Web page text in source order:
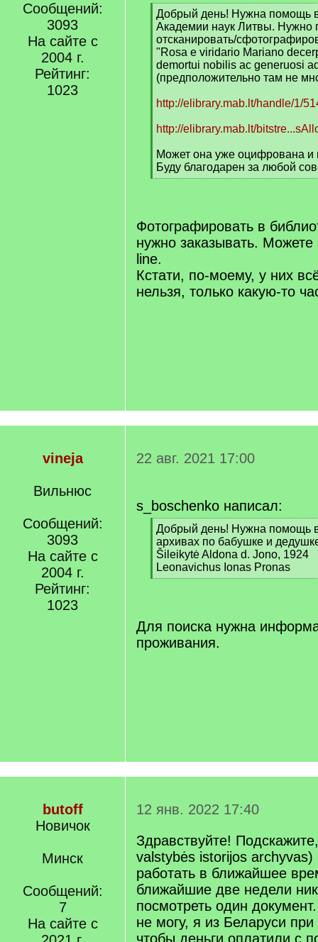
Сообщений:
3093
На сайте с
2004 г.
Рейтинг:
1023
[
q
]
Добрый день! Нужна помощь
Академии наук Литвы. Нужно
отсканировать/
"Rosa e viridario Mariano
demortui nobilis ac generuosi
(предположительно там не
http://elibrary.mab.lt/handle/1/
http://elibrary.mab.lt/
Может она уже оцифрована и
Буду благодарен за любой
[
Фотографировать в
нужно заказывать. Можете
line.
Кстати, по-моему, у них
нельзя, только какую-то
vineja
Вильнюс
Сообщений:
3093
На сайте с
2004 г.
Рейтинг:
1023
22 авг. 2021 17:00
s_boschenko написал:
[
q
]
Добрый день! Нужна помощь
архивах по бабушке и
Šileikytė Aldona d. Jono, 1924
Leonavichus Ionas Pronas
[
Для поиска нужна
проживания.
butoff
Новичок
Минск
Сообщений:
7
На сайте с
12 янв. 2022 17:40
Здравствуйте!
valstybės istorijos archyvas)
работать в ближайшее
ближайшие две недели
посмотреть один
не могу, я из Беларуси при
чтобы деньги оплатили с